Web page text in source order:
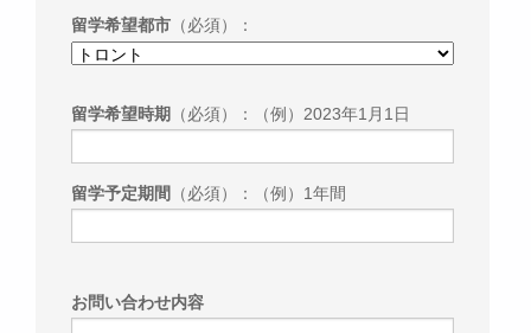
留学希望都市 （必須）：
留学希望時期 （必須）：（例）2023年1月1日
留学予定期間 （必須）：（例）1年間
お問い合わせ内容